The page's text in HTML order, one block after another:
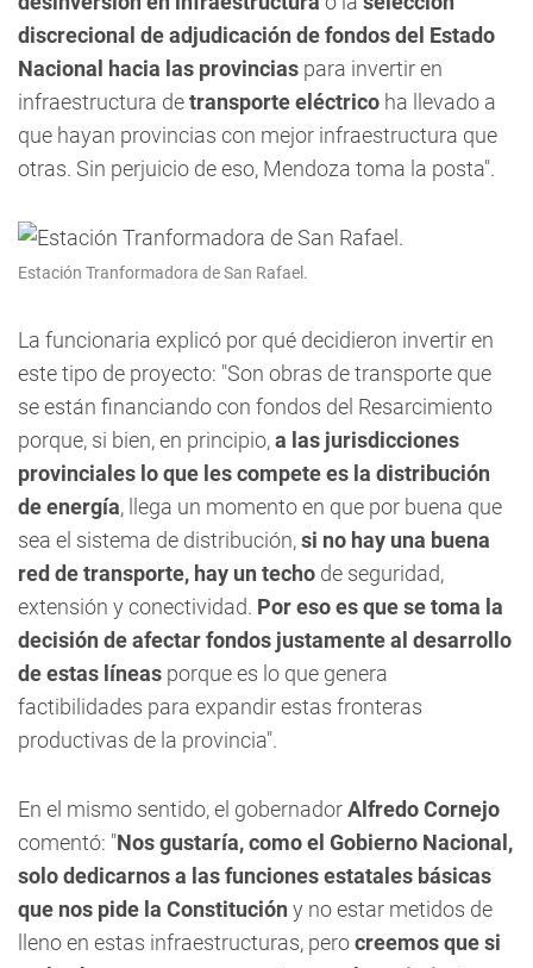
discrecional de adjudicación de fondos del Estado
Nacional hacia las provincias para invertir en
infraestructura detransporteeléctrico ha llevado a
que hayan provincias con mejor infraestructura que
otras. Sin perjuicio de eso, Mendoza toma la posta".
Estación Tranformadora de San Rafael.
La funcionaria explicó por qué decidieron invertir en
este tipo de proyecto: "Son obras de transporte que
se están financiando con fondos del Resarcimiento
porque, si bien, en principio,a las jurisdicciones
provinciales lo que les compete es la distribución
de energía, llega un momento en que por buena que
sea el sistema de distribución,si no hay una buena
red de transporte, hay un techo de seguridad,
extensión y conectividad. Por eso es que se toma la
decisión de afectar fondos justamente al desarrollo
de estas líneas porque es lo que genera
factibilidades para expandir estas fronteras
productivas de la provincia".
En el mismo sentido, el gobernadorAlfredo Cornejo
comentó: "Nos gustaría, como el Gobierno Nacional,
solo dedicarnos a las funciones estatales básicas
que nos pide la Constitución y no estar metidos de
lleno en estas infraestructuras, perocreemos que si